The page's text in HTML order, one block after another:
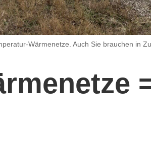
Wärmenetze. Auch Sie brauchen in